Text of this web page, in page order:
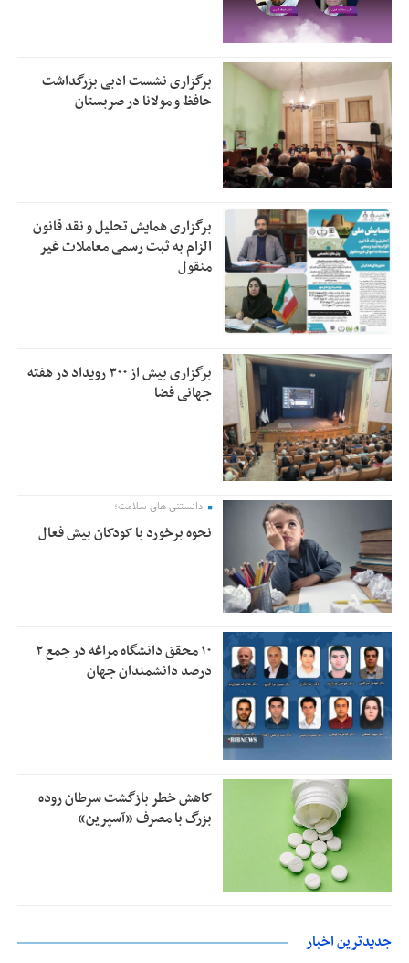
برگزاری نشست ادبی بزرگداشت
حافظ و مولانا در صربستان
برگزاری همایش تحلیل و نقد قانون
الزام به ثبت رسمی معاملات غیر
منقول
برگزاری بیش از ۳۰۰ رویداد در هفته
جهانی فضا
دانستنی های سلامت؛
نحوه برخورد با کودکان بیش فعال
۱۰ محقق دانشگاه مراغه در جمع ۲
درصد دانشمندان جهان
کاهش خطر بازگشت سرطان روده
بزرگ با مصرف «آسپرین»
جدیدترین اخبار